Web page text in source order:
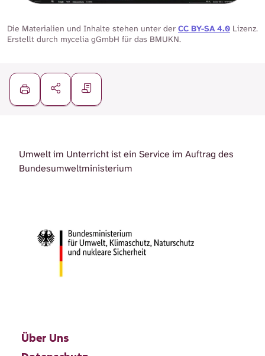
Die Materialien und Inhalte stehen unter der CC BY-SA 4.0 Lizenz.
Erstellt durch mycelia gGmbH für das BMUKN.
Umwelt im Unterricht ist ein Service im Auftrag des
Bundesumweltministerium
Über Uns